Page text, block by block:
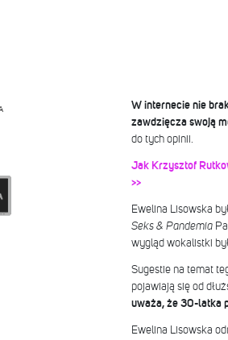
W internecie nie
zawdzięcza swoją
do tych opinii.
Jak Krzysztof
>>
Ewelina Lisowska
Seks & Pandemia
wygląd wokalistki
Sugestie na temat
pojawiają się od
uważa, że 30-latka
Ewelina Lisowska